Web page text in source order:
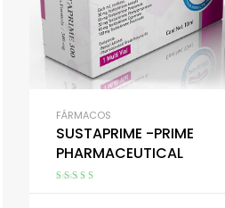
FÁRMACOS
SUSTAPRIME -PRIME
PHARMACEUTICAL